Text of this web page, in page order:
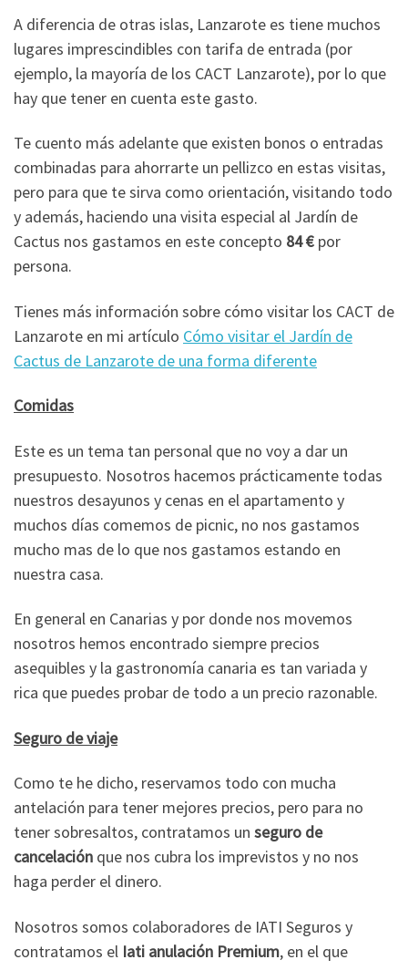
A diferencia de otras islas, Lanzarote es tiene muchos
lugares imprescindibles con tarifa de entrada (por
ejemplo, la mayoría de los CACT Lanzarote), por lo que
hay que tener en cuenta este gasto.
Te cuento más adelante que existen bonos o entradas
combinadas para ahorrarte un pellizco en estas visitas,
pero para que te sirva como orientación, visitando todo
y además, haciendo una visita especial al Jardín de
Cactus nos gastamos en este concepto 84 € por
persona.
Tienes más información sobre cómo visitar los CACT de
Lanzarote en mi artículo Cómo visitar el Jardín de
Cactus de Lanzarote de una forma diferente
Comidas
Este es un tema tan personal que no voy a dar un
presupuesto. Nosotros hacemos prácticamente todas
nuestros desayunos y cenas en el apartamento y
muchos días comemos de picnic, no nos gastamos
mucho mas de lo que nos gastamos estando en
nuestra casa.
En general en Canarias y por donde nos movemos
nosotros hemos encontrado siempre precios
asequibles y la gastronomía canaria es tan variada y
rica que puedes probar de todo a un precio razonable.
Seguro de viaje
Como te he dicho, reservamos todo con mucha
antelación para tener mejores precios, pero para no
tener sobresaltos, contratamos un seguro de
cancelación que nos cubra los imprevistos y no nos
haga perder el dinero.
Nosotros somos colaboradores de IATI Seguros y
contratamos el Iati anulación Premium, en el que